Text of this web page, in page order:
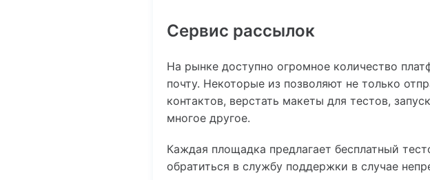
Сервис рассылок
На рынке доступно огромное количество
почту. Некоторые из позволяют не только
контактов, верстать макеты для тестов,
многое другое.
Каждая площадка предлагает бесплатный
обратиться в службу поддержки в случае